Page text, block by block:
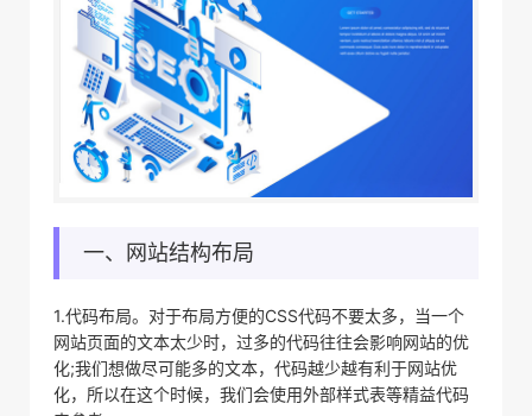
一、网站结构布局
1.代码布局。对于布局方便的CSS代码不要太多，当一个
网站页面的文本太少时，过多的代码往往会影响网站的优
化;我们想做尽可能多的文本，代码越少越有利于网站优
化，所以在这个时候，我们会使用外部样式表等精益代码